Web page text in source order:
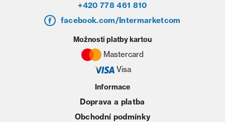
+420 778 461 810
facebook.com/Intermarketcom
Informace
Doprava a platba
Obchodní podmínky
Možnosti platby kartou
Mastercard
Visa